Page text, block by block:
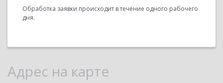
Обработка заявки происходит в течение одного рабочего
дня.
Адрес на карте